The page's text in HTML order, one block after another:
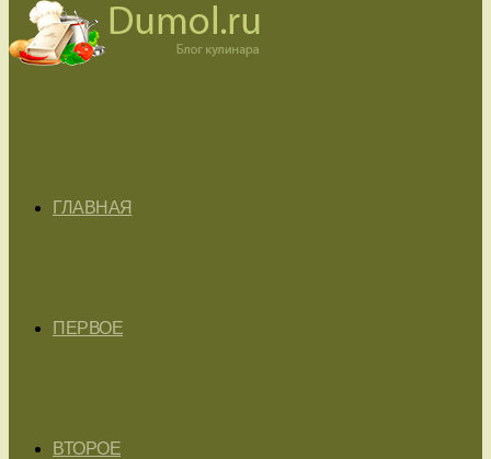
ГЛАВНАЯ
ПЕРВОЕ
ВТОРОЕ